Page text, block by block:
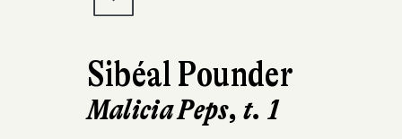
Sibéal Pounder
Malicia Peps, t. 1